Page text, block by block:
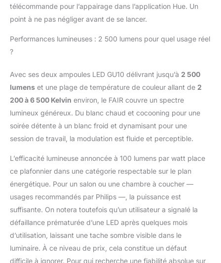
intégrée simplement à
votre éco-système Hue
votre ampoule depuis
(Alexa, Google
Assistant, Apple
HomeKit). Créez vos
propres configurations
intelligentes et obtenez
des scénarios lumineux
vos activités
quotidiennes Ce
produit est un produit
produits contenants
sont luminaires qui
peuvent être démontés
afin de vérifier
séparément la ou les
sources lumineuses
télécommande pour l’appairage dans l’application Hue. Un
point à ne pas négliger avant de se lancer.
Performances lumineuses : 2 500 lumens pour quel usage réel
?
Avec ses deux ampoules LED GU10 délivrant jusqu’à 2 500
lumens et une plage de température de couleur allant de 2
200 à 6 500 Kelvin environ, le FAIR couvre un spectre
lumineux généreux. Du blanc chaud et cocooning pour une
soirée détente à un blanc froid et dynamisant pour une
session de travail, la modulation est fluide et perceptible.
L’efficacité lumineuse annoncée à 100 lumens par watt place
ce plafonnier dans une catégorie respectable sur le plan
énergétique. Pour un salon ou une chambre à coucher —
usages recommandés par Philips —, la puissance est
suffisante. On notera toutefois qu’un utilisateur a signalé la
défaillance prématurée d’une LED après quelques mois
d’utilisation, laissant une tache sombre visible dans le
luminaire. À ce niveau de prix, cela constitue un défaut
difficile à ignorer. Pour qui recherche une fiabilité absolue sur